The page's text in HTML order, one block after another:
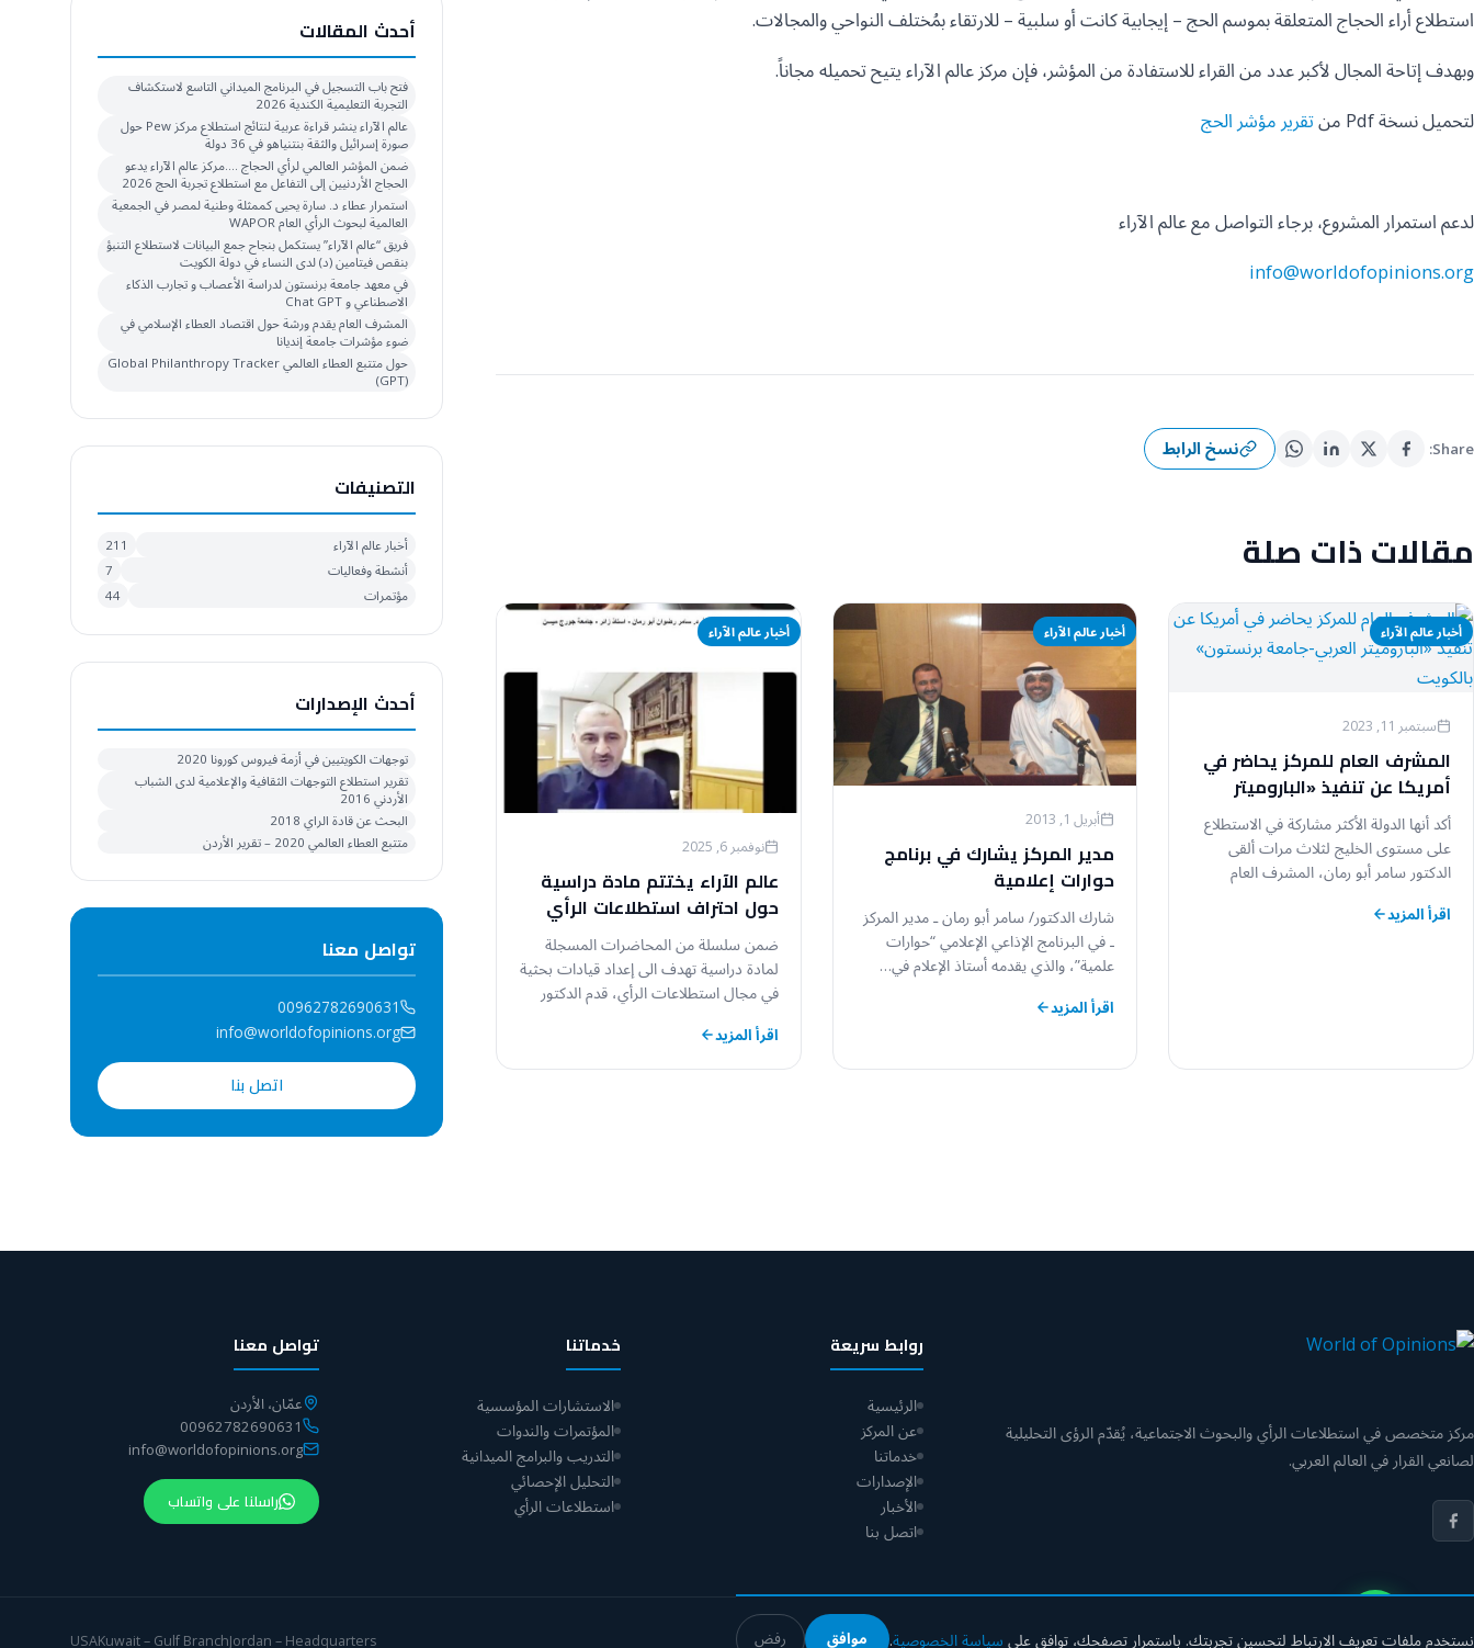
استطلاع أراء الحجاج المتعلقة بموسم الحج – إيجابية كانت أو سلبية – للارتقاء بمُختلف النواحي والمجالات.
وبهدف إتاحة المجال لأكبر عدد من القراء للاستفادة من المؤشر، فإن مركز عالم الآراء يتيح تحميله مجاناً.
لتحميل نسخة Pdf من تقرير مؤشر الحج
لدعم استمرار المشروع، برجاء التواصل مع عالم الآراء
info@worldofopinions.org
Share: نسخ الرابط
مقالات ذات صلة
أخبار عالم الآراء
سبتمبر 11, 2023
المشرف العام للمركز يحاضر في
أمريكا عن تنفيذ «الباروميتر
العربي-جامعة برنستون»
بالكويت
أكد أنها الدولة الأكثر مشاركة في الاستطلاع
على مستوى الخليج لثلاث مرات ألقى
الدكتور سامر أبو رمان، المشرف العام
اقرأ المزيد
أخبار عالم الآراء
أبريل 1, 2013
مدير المركز يشارك في برنامج
حوارات إعلامية
شارك الدكتور/ سامر أبو رمان ـ مدير المركز
ـ في البرنامج الإذاعي الإعلامي “حوارات
علمية”، والذي يقدمه أستاذ الإعلام في…
اقرأ المزيد
أخبار عالم الآراء
نوفمبر 6, 2025
عالم الآراء يختتم مادة دراسية
حول احتراف استطلاعات الرأي
ضمن سلسلة من المحاضرات المسجلة
لمادة دراسية تهدف الى إعداد قيادات بحثية
في مجال استطلاعات الرأي، قدم الدكتور
اقرأ المزيد
أحدث المقالات
فتح باب التسجيل في البرنامج الميداني التاسع لاستكشاف
التجربة التعليمية الكندية 2026
عالم الآراء ينشر قراءة عربية لنتائج استطلاع مركز Pew حول
صورة إسرائيل والثقة بنتنياهو في 36 دولة
ضمن المؤشر العالمي لرأي الحجاج ….مركز عالم الآراء يدعو
الحجاج الأردنيين إلى التفاعل مع استطلاع تجربة الحج 2026
استمرار عطاء د. سارة يحيى كممثلة وطنية لمصر في الجمعية
العالمية لبحوث الرأي العام WAPOR
فريق “عالم الآراء” يستكمل بنجاح جمع البيانات لاستطلاع التنبؤ
بنقص فيتامين (د) لدى النساء في دولة الكويت
في معهد جامعة برنستون لدراسة الأعصاب و تجارب الذكاء
الاصطناعي و Chat GPT
المشرف العام يقدم ورشة حول اقتصاد العطاء الإسلامي في
ضوء مؤشرات جامعة إنديانا
حول متتبع العطاء العالمي Global Philanthropy Tracker
(GPT)
التصنيفات
أخبار عالم الآراء
211
أنشطة وفعاليات
7
مؤتمرات
44
أحدث الإصدارات
توجهات الكويتيين في أزمة فيروس كورونا 2020
تقرير استطلاع التوجهات الثقافية والإعلامية لدى الشباب
الأردني 2016
البحث عن قادة الراي 2018
متتبع العطاء العالمي 2020 – تقرير الأردن
تواصل معنا
00962782690631
info@worldofopinions.org
اتصل بنا
مركز متخصص في استطلاعات الرأي والبحوث الاجتماعية، يُقدّم الرؤى التحليلية
لصانعي القرار في العالم العربي.
روابط سريعة
الرئيسية
عن المركز
خدماتنا
الإصدارات
الأخبار
اتصل بنا
خدماتنا
الاستشارات المؤسسية
المؤتمرات والندوات
التدريب والبرامج الميدانية
التحليل الإحصائي
استطلاعات الرأي
تواصل معنا
عمّان، الأردن
00962782690631
info@worldofopinions.org
راسلنا على واتساب
Jordan – Headquarters
Kuwait – Gulf Branch
USA نستخدم ملفات تعريف الارتباط لتحسين تجربتك. باستمرار تصفحك، توافق على سياسة الخصوصية. موافق رفض